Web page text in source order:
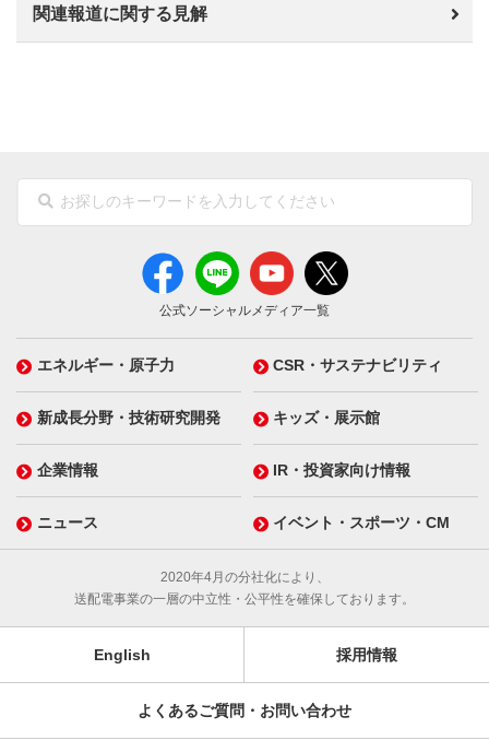
関連報道に関する見解
公式ソーシャルメディア一覧
エネルギー・原子力 CSR・サステナビリティ
新成長分野・技術研究開発 キッズ・展示館
企業情報 IR・投資家向け情報
ニュース イベント・スポーツ・CM
2020年4月の分社化により、
送配電事業の一層の中立性・公平性を確保しております。
English 採用情報
よくあるご質問・お問い合わせ